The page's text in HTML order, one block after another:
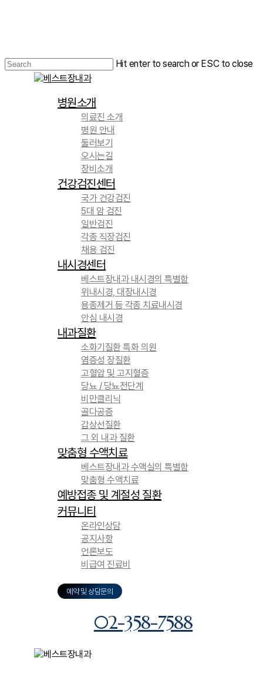
Hit enter to search or ESC to close
병원소개
의료진 소개
병원 안내
둘러보기
오시는길
장비소개
건강검진센터
국가 건강검진
5대 암 검진
일반검진
각종 직장검진
채용 검진
내시경센터
베스트장내과 내시경의 특별함
위내시경, 대장내시경
용종제거 등 각종 치료내시경
안심 내시경
내과질환
소화기질환 특화 의원
염증성 장질환
고혈압 및 고지혈증
당뇨 / 당뇨전단계
비만클리닉
골다공증
갑상선질환
그 외 내과 질환
맞춤형 수액치료
베스트장내과 수액실의 특별함
맞춤형 수액치료
예방접종 및 계절성 질환
커뮤니티
온라인상담
공지사항
언론보도
비급여 진료비
예약 및 상담문의
02-358-7588